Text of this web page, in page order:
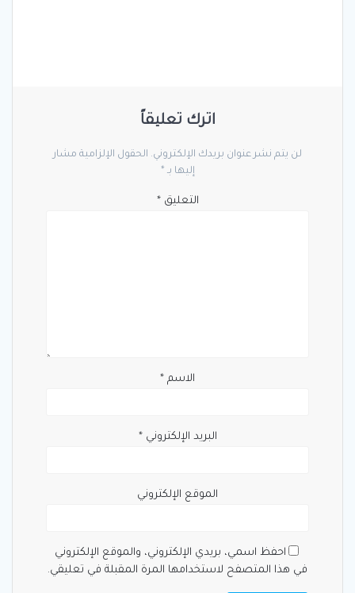
اترك تعليقاً
لن يتم نشر عنوان بريدك الإلكتروني. الحقول الإلزامية مشار
إليها بـ *
التعليق*
الاسم *
البريد الإلكتروني*
الموقع الإلكتروني
احفظ اسمي، بريدي الإلكتروني، والموقع الإلكتروني
في هذا المتصفح لاستخدامها المرة المقبلة في تعليقي.